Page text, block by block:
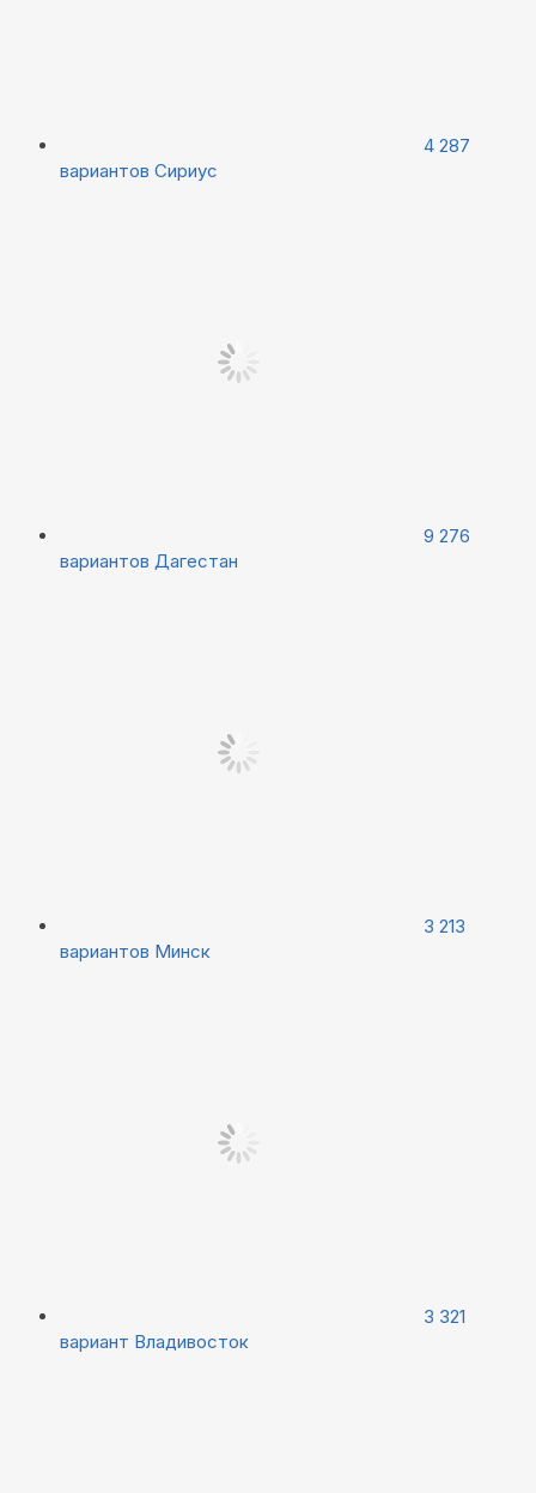
4 287
вариантов Сириус
9 276
вариантов Дагестан
3 213
вариантов Минск
3 321
вариант Владивосток